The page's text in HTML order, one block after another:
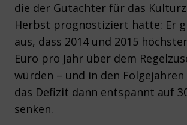
die der Gutachter für das
Herbst prognostiziert hatte: Er
aus, dass 2014 und 2015
Euro pro Jahr über dem
würden – und in den
das Defizit dann entspannt auf
senken.